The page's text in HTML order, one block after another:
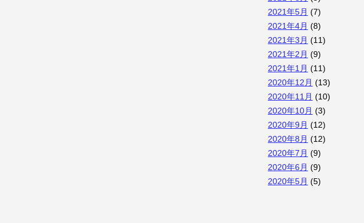
2021年5月 (7)
2021年4月 (8)
2021年3月 (11)
2021年2月 (9)
2021年1月 (11)
2020年12月 (13)
2020年11月 (10)
2020年10月 (3)
2020年9月 (12)
2020年8月 (12)
2020年7月 (9)
2020年6月 (9)
2020年5月 (5)